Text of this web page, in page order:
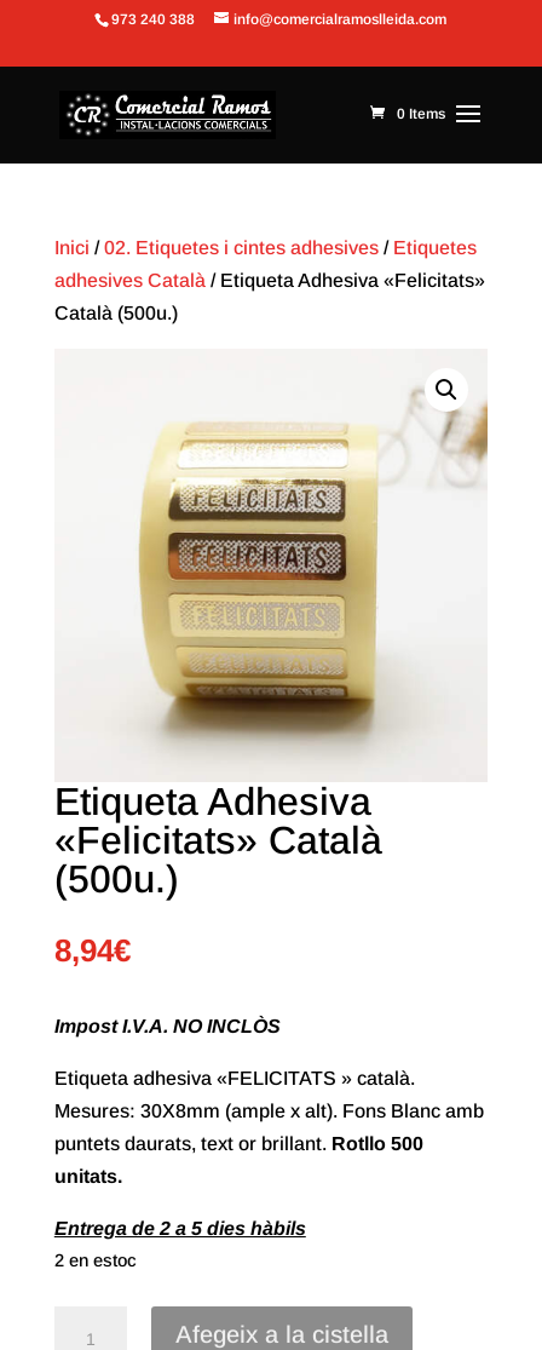
Obre la barra d'eines
973 240 388 info@comercialramoslleida.com
0 Items
Inici /02. Etiquetes i cintes adhesives/ Etiquetes
adhesives Català / Etiqueta Adhesiva «Felicitats»
Català (500u.)
Etiqueta Adhesiva
«Felicitats» Català
(500u.)
8,94€
Impost I.V.A. NO INCLÒS
Etiqueta adhesiva «FELICITATS » català.
Mesures: 30X8mm (ample x alt). Fons Blanc amb
puntets daurats, text or brillant. Rotllo 500
unitats.
Entrega de 2 a 5 dies hàbils
2 en estoc
Afegeix a la cistella